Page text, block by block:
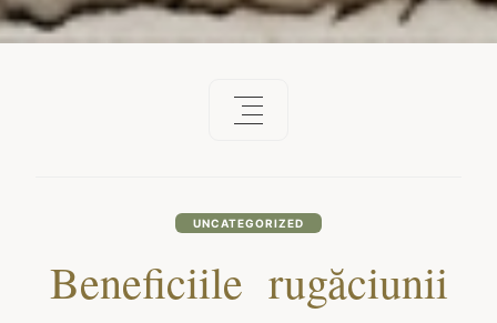
UNCATEGORIZED
Beneficiile rugăciunii